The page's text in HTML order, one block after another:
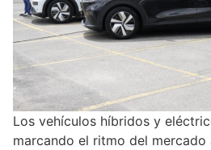
Los vehículos híbridos y
marcando el ritmo del